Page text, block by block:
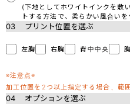
(下地としてホワイトインクを敷
トする方法で、柔らかい風合い
03 プリント位置を選ぶ
左胸 右胸 背中中央
※注意点※
加工位置を2つ以上指定する場合、範
04 オプションを選ぶ